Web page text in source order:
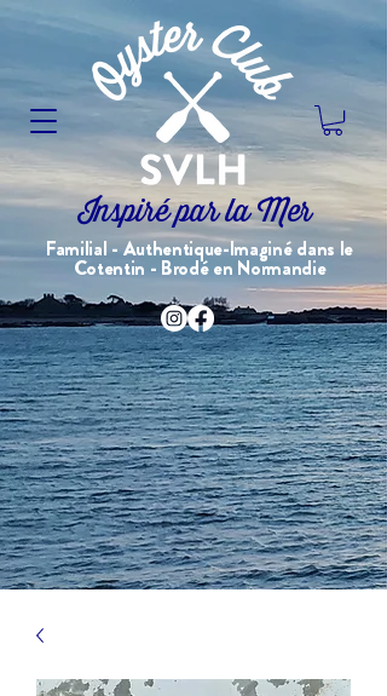
Inspiré par la Mer
Familial - Authentique-Imaginé dans le
Cotentin - Brodé en Normandie